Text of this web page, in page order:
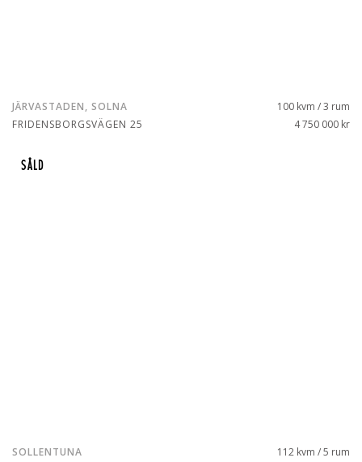
JÄRVASTADEN, SOLNA
FRIDENSBORGSVÄGEN 25
100 kvm / 3 rum
4 750 000 kr
SÅLD
SOLLENTUNA
112 kvm / 5 rum